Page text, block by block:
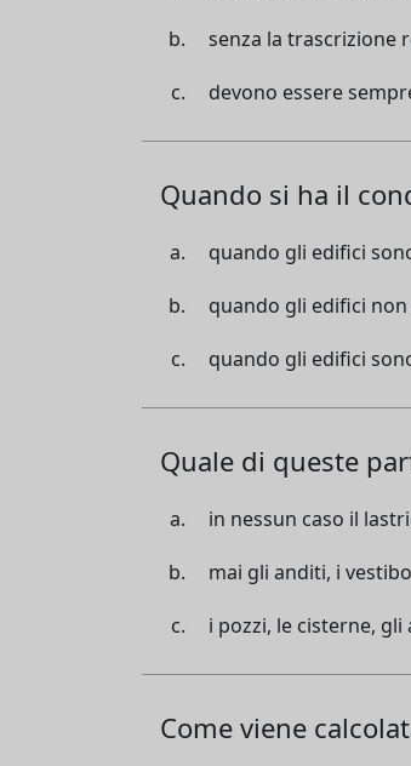
senza la trascrizione
devono essere
Quando si ha il
quando gli edifici
quando gli edifici
quando gli edifici
Quale di queste
in nessun caso il
mai gli anditi, i
i pozzi, le cisterne,
Come viene